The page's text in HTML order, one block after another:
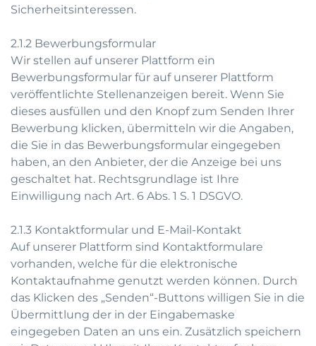
Sicherheitsinteressen.
2.1.2 Bewerbungsformular
Wir stellen auf unserer Plattform ein
Bewerbungsformular für auf unserer Plattform
veröffentlichte Stellenanzeigen bereit. Wenn Sie
dieses ausfüllen und den Knopf zum Senden Ihrer
Bewerbung klicken, übermitteln wir die Angaben,
die Sie in das Bewerbungsformular eingegeben
haben, an den Anbieter, der die Anzeige bei uns
geschaltet hat. Rechtsgrundlage ist Ihre
Einwilligung nach Art. 6 Abs. 1 S. 1 DSGVO.
2.1.3 Kontaktformular und E-Mail-Kontakt
Auf unserer Plattform sind Kontaktformulare
vorhanden, welche für die elektronische
Kontaktaufnahme genutzt werden können. Durch
das Klicken des „Senden“-Buttons willigen Sie in die
Übermittlung der in der Eingabemaske
eingegeben Daten an uns ein. Zusätzlich speichern